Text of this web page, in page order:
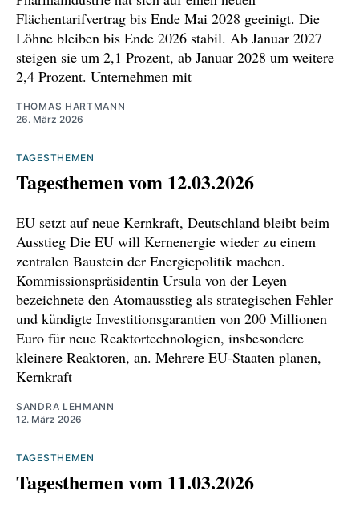
emie-tarifverhandlungen-fuer-585.000-
beschaeftigte-beginnen/100196910.html
https://www.deutschlandfunk.de/tarifverhandlu
ngen-in-chemie-und-pharmaindustrie-
ergebnislos-vertagt-100.html
https://www.tagesschau.de/wirtschaft/unterne
hmen/chemieindustrie-tarif-100.html
https://www.boersennews.de/nachrichten/artik
el/dpa/ki-bei-whatsapp-eu-droht-meta-mit-
zwangsmassnahmen/5035213/
https://www.ad-hoc-
news.de/boerse/news/ueberblick/eu-droht-
meta-mit-zwangsmassnahmen-im-whatsapp-
ki-streit/68566967
https://www.kettner-
edelmetalle.de/news/brussel-greift-durch-
Flächentarifvertrag bis Ende Mai 2028 geeinigt. Die
Löhne bleiben bis Ende 2026 stabil. Ab Januar 2027
steigen sie um 2,1 Prozent, ab Januar 2028 um weitere
2,4 Prozent. Unternehmen mit
THOMAS HARTMANN
26. März 2026
TAGESTHEMEN
Tagesthemen vom 12.03.2026
EU setzt auf neue Kernkraft, Deutschland bleibt beim
Ausstieg Die EU will Kernenergie wieder zu einem
zentralen Baustein der Energiepolitik machen.
Kommissionspräsidentin Ursula von der Leyen
bezeichnete den Atomausstieg als strategischen Fehler
und kündigte Investitionsgarantien von 200 Millionen
Euro für neue Reaktortechnologien, insbesondere
kleinere Reaktoren, an. Mehrere EU-Staaten planen,
Kernkraft
SANDRA LEHMANN
12. März 2026
TAGESTHEMEN
Tagesthemen vom 11.03.2026